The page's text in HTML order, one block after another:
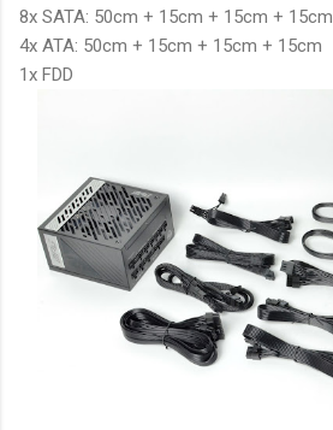
8x SATA: 50cm + 15cm + 15cm + 15cm
4x ATA: 50cm + 15cm + 15cm + 15cm
1x FDD